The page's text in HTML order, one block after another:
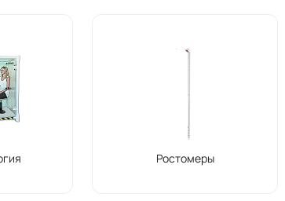
Ростомеры